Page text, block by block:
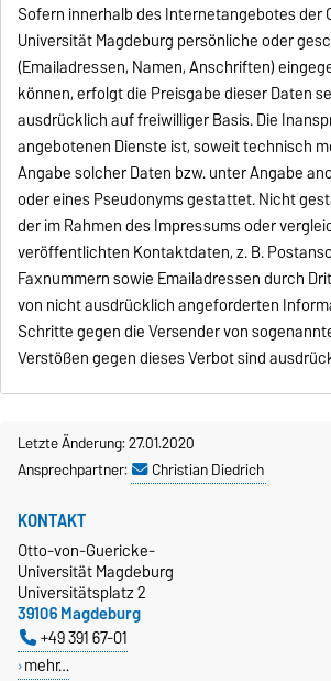
Sofern innerhalb des Internetangebotes
Universität Magdeburg persönliche oder
(Emailadressen, Namen, Anschriften)
können, erfolgt die Preisgabe dieser Daten
ausdrücklich auf freiwilliger Basis. Die
angebotenen Dienste ist, soweit technisch
Angabe solcher Daten bzw. unter Angabe
oder eines Pseudonyms gestattet. Nicht
der im Rahmen des Impressums oder
veröffentlichten Kontaktdaten, z. B.
Faxnummern sowie Emailadressen durch
von nicht ausdrücklich angeforderten
Schritte gegen die Versender von
Verstößen gegen dieses Verbot sind
Letzte Änderung: 27.01.2020
Ansprechpartner:
Christian Diedrich
KONTAKT
Otto-von-Guericke-
Universität Magdeburg
Universitätsplatz 2
39106 Magdeburg
+49 391 67-01
mehr…